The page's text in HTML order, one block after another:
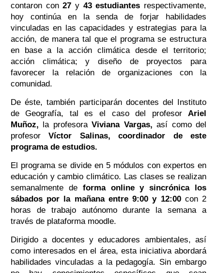
contaron con27 y 43 estudiantes respectivamente,
hoy continúa en la senda de forjar habilidades
vinculadas en las capacidades y estrategias para la
acción, de manera tal que el programa se estructura
en base a la acción climática desde el territorio;
acción climática; y diseño de proyectos para
favorecer la relación de organizaciones con la
comunidad.
De éste, también participarán docentes del Instituto
de Geografía, tal es el caso del profesorAriel
Muñoz, la profesoraViviana Vargas,así como del
profesorVíctor Salinas, coordinador de este
programa de estudios.
El programa se divide en 5 módulos con expertos en
educación y cambio climático. Las clases se realizan
semanalmente de forma online y sincrónica los
sábados por la mañana entre 9:00 y 12:00 con 2
horas de trabajo autónomo durante la semana a
través de plataforma moodle.
Dirigido a docentes y educadores ambientales, así
como interesados en el área, esta iniciativa abordará
habilidades vinculadas a la pedagogía. Sin embargo